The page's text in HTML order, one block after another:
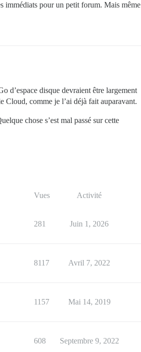
immédiats pour un petit forum. Mais même
d’espace disque devraient être largement
Cloud, comme je l’ai déjà fait auparavant.
chose s’est mal passé sur cette
Vues Activité
281 Juin 1, 2026
8117 Avril 7, 2022
1157 Mai 14, 2019
608 Septembre 9, 2022